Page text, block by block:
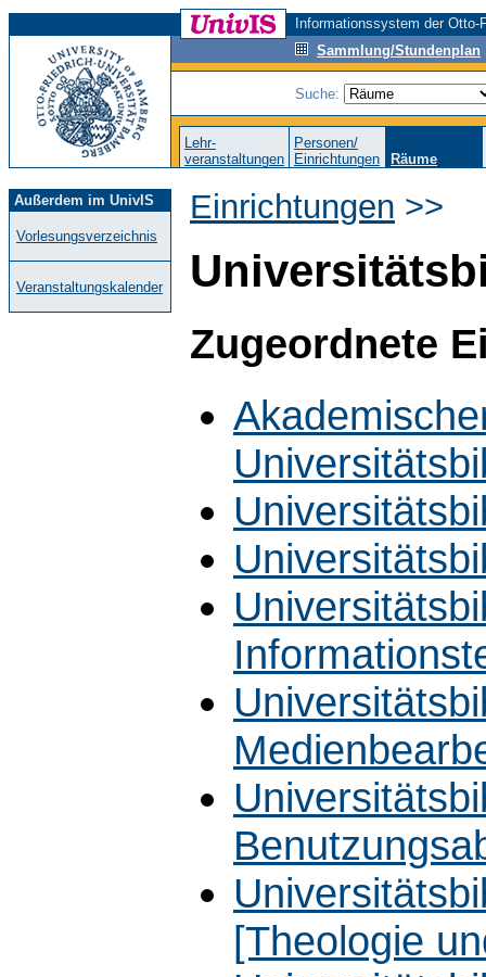
Informationssystem der
Sammlung/Stundenplan
Suche:
Lehr-
veranstaltungen
Personen/
Einrichtungen
Räume
Außerdem im UnivIS
Vorlesungsverzeichnis
Veranstaltungskalender
Einrichtungen >>
Zugeordnete
[Theologie